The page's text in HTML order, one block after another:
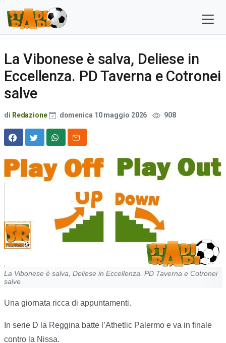
La Vibonese è salva, Deliese in
Eccellenza. PD Taverna e Cotronei
salve
di Redazione domenica 10 maggio 2026 908
La Vibonese è salva, Deliese in Eccellenza. PD Taverna e Cotronei
salve
Una giornata ricca di appuntamenti.
In serie D la Reggina batte l’Athetlic Palermo e va in finale
contro la Nissa.